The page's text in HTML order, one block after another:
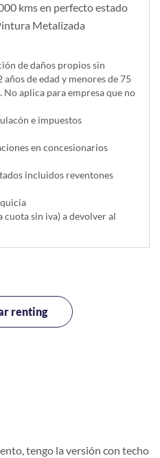
kms en perfecto estado
Metalizada
de daños propios sin
de edad y menores de 75
No aplica para empresa que no
e impuestos
en concesionarios
incluidos reventones
cuota sin iva) a devolver al
renting
tengo la versión con techo